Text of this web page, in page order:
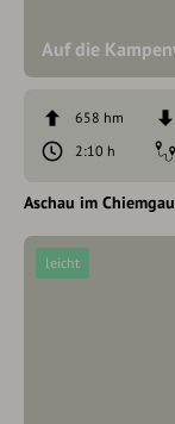
Auf die
658 hm
2:10 h
Aschau im Chiemgau
leicht